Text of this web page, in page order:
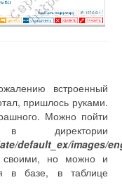
встроенный
пришлось руками.
Можно пойти
default_ex/images/
своими, но можно и
в базе, в таблице